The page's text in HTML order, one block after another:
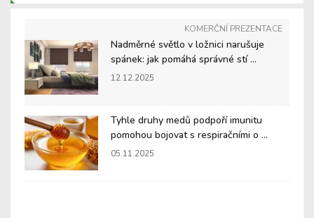
KOMERČNÍ PREZENTACE
Nadměrné světlo v ložnici narušuje
spánek: jak pomáhá správné stí ...
12.12.2025
Tyhle druhy medů podpoří imunitu
pomohou bojovat s respiračními o ...
05.11.2025